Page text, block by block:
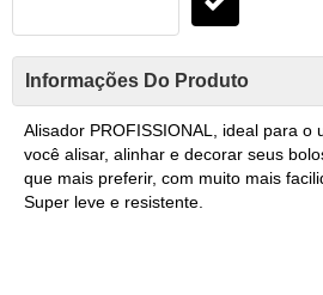
Informações Do Produto
Alisador PROFISSIONAL, ideal para o
você alisar, alinhar e decorar seus
que mais preferir, com muito mais
Super leve e resistente.